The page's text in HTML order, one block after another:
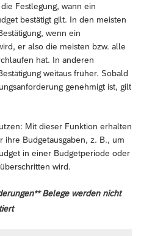
Festlegung, wann ein
bestätigt gilt. In den meisten
wenn ein
er also die meisten bzw. alle
hat. In anderen
weitaus früher. Sobald
genehmigt ist, gilt
Mit dieser Funktion erhalten
Budgetausgaben, z. B., um
in einer Budgetperiode oder
wird.
Belege werden nicht